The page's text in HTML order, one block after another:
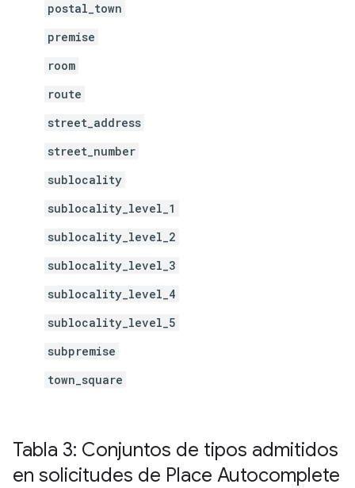
postal_town
premise
room
route
street_address
street_number
sublocality
sublocality_level_1
sublocality_level_2
sublocality_level_3
sublocality_level_4
sublocality_level_5
subpremise
town_square
Tabla 3: Conjuntos de tipos admitidos
en solicitudes de Place Autocomplete